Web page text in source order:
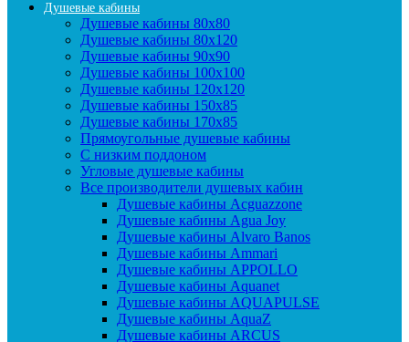
Душевые кабины
Душевые кабины 80x80
Душевые кабины 80x120
Душевые кабины 90х90
Душевые кабины 100x100
Душевые кабины 120x120
Душевые кабины 150x85
Душевые кабины 170x85
Прямоугольные душевые кабины
С низким поддоном
Угловые душевые кабины
Все производители душевых кабин
Душевые кабины Acguazzone
Душевые кабины Agua Joy
Душевые кабины Alvaro Banos
Душевые кабины Ammari
Душевые кабины APPOLLO
Душевые кабины Aquanet
Душевые кабины AQUAPULSE
Душевые кабины AquaZ
Душевые кабины ARCUS